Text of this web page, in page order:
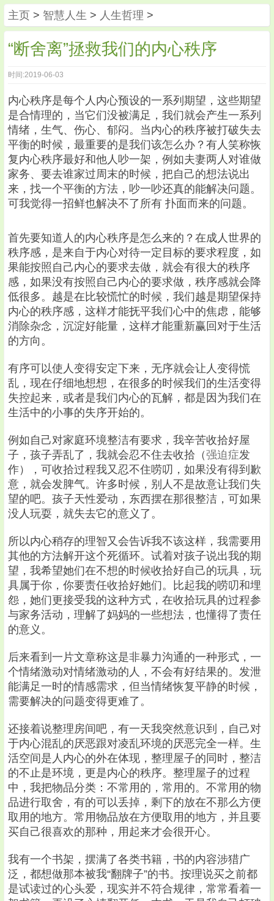
主页 > 智慧人生 > 人生哲理 >
“断舍离”拯救我们的内心秩序
时间:2019-06-03
内心秩序是每个人内心预设的一系列期望，这些期望
是合情理的，当它们没被满足，我们就会产生一系列
情绪，生气、伤心、郁闷。当内心的秩序被打破失去
平衡的时候，最重要的是我们该怎么办？有人笑称恢
复内心秩序最好和他人吵一架，例如夫妻两人对谁做
家务、要去谁家过周末的时候，把自己的想法说出
来，找一个平衡的方法，吵一吵还真的能解决问题。
可我觉得一招鲜也解决不了所有 扑面而来的问题。
首先要知道人的内心秩序是怎么来的？在成人世界的
秩序感，是来自于内心对待一定目标的要求程度，如
果能按照自己内心的要求去做，就会有很大的秩序
感，如果没有按照自己内心的要求做，秩序感就会降
低很多。越是在比较慌忙的时候，我们越是期望保持
内心的秩序感，这样才能抚平我们心中的焦虑，能够
消除杂念，沉淀好能量，这样才能重新赢回对于生活
的方向。
有序可以使人变得安定下来，无序就会让人变得慌
乱，现在仔细地想想，在很多的时候我们的生活变得
失控起来，或者是我们内心的瓦解，都是因为我们在
生活中的小事的失序开始的。
例如自己对家庭环境整洁有要求，我辛苦收拾好屋
子，孩子弄乱了，我就会忍不住去收拾（强迫症发
作），可收拾过程我又忍不住唠叨，如果没有得到歉
意，就会发脾气。许多时候，别人不是故意让我们失
望的吧。孩子天性爱动，东西摆在那很整洁，可如果
没人玩耍，就失去它的意义了。
所以内心稍存的理智又会告诉我不该这样，我需要用
其他的方法解开这个死循环。试着对孩子说出我的期
望，我希望她们在不想的时候收拾好自己的玩具，玩
具属于你，你要责任收拾好她们。比起我的唠叨和埋
怨，她们更接受我的这种方式，在收拾玩具的过程参
与家务活动，理解了妈妈的一些想法，也懂得了责任
的意义。
后来看到一片文章称这是非暴力沟通的一种形式，一
个情绪激动对情绪激动的人，不会有好结果的。发泄
能满足一时的情感需求，但当情绪恢复平静的时候，
需要解决的问题变得更难了。
还接着说整理房间吧，有一天我突然意识到，自己对
于内心混乱的厌恶跟对凌乱环境的厌恶完全一样。生
活空间是人内心的外在体现，整理屋子的同时，整洁
的不止是环境，更是内心的秩序。整理屋子的过程
中，我把物品分类：不常用的，常用的。不常用的物
品进行取舍，有的可以丢掉，剩下的放在不那么方便
取用的地方。常用物品放在方便取用的地方，并且要
买自己很喜欢的那种，用起来才会很开心。
我有一个书架，摆满了各类书籍，书的内容涉猎广
泛，都想做那本被我“翻牌子”的书。按理说买之前都
是试读过的心头爱，现实并不符合规律，常常看着一